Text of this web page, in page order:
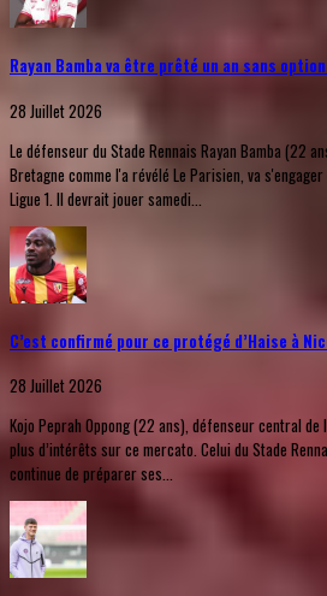
Rayan Bamba va être prêté un an sans
28 Juillet 2026
Le défenseur du Stade Rennais Rayan Bamba (22
Bretagne comme l'a révélé Le Parisien, va
Ligue 1. Il devrait jouer samedi...
C’est confirmé pour ce protégé d’Haise à
28 Juillet 2026
Kojo Peprah Oppong (22 ans), défenseur central de
plus d’intérêts sur ce mercato. Celui du Stade
continue de préparer ses...